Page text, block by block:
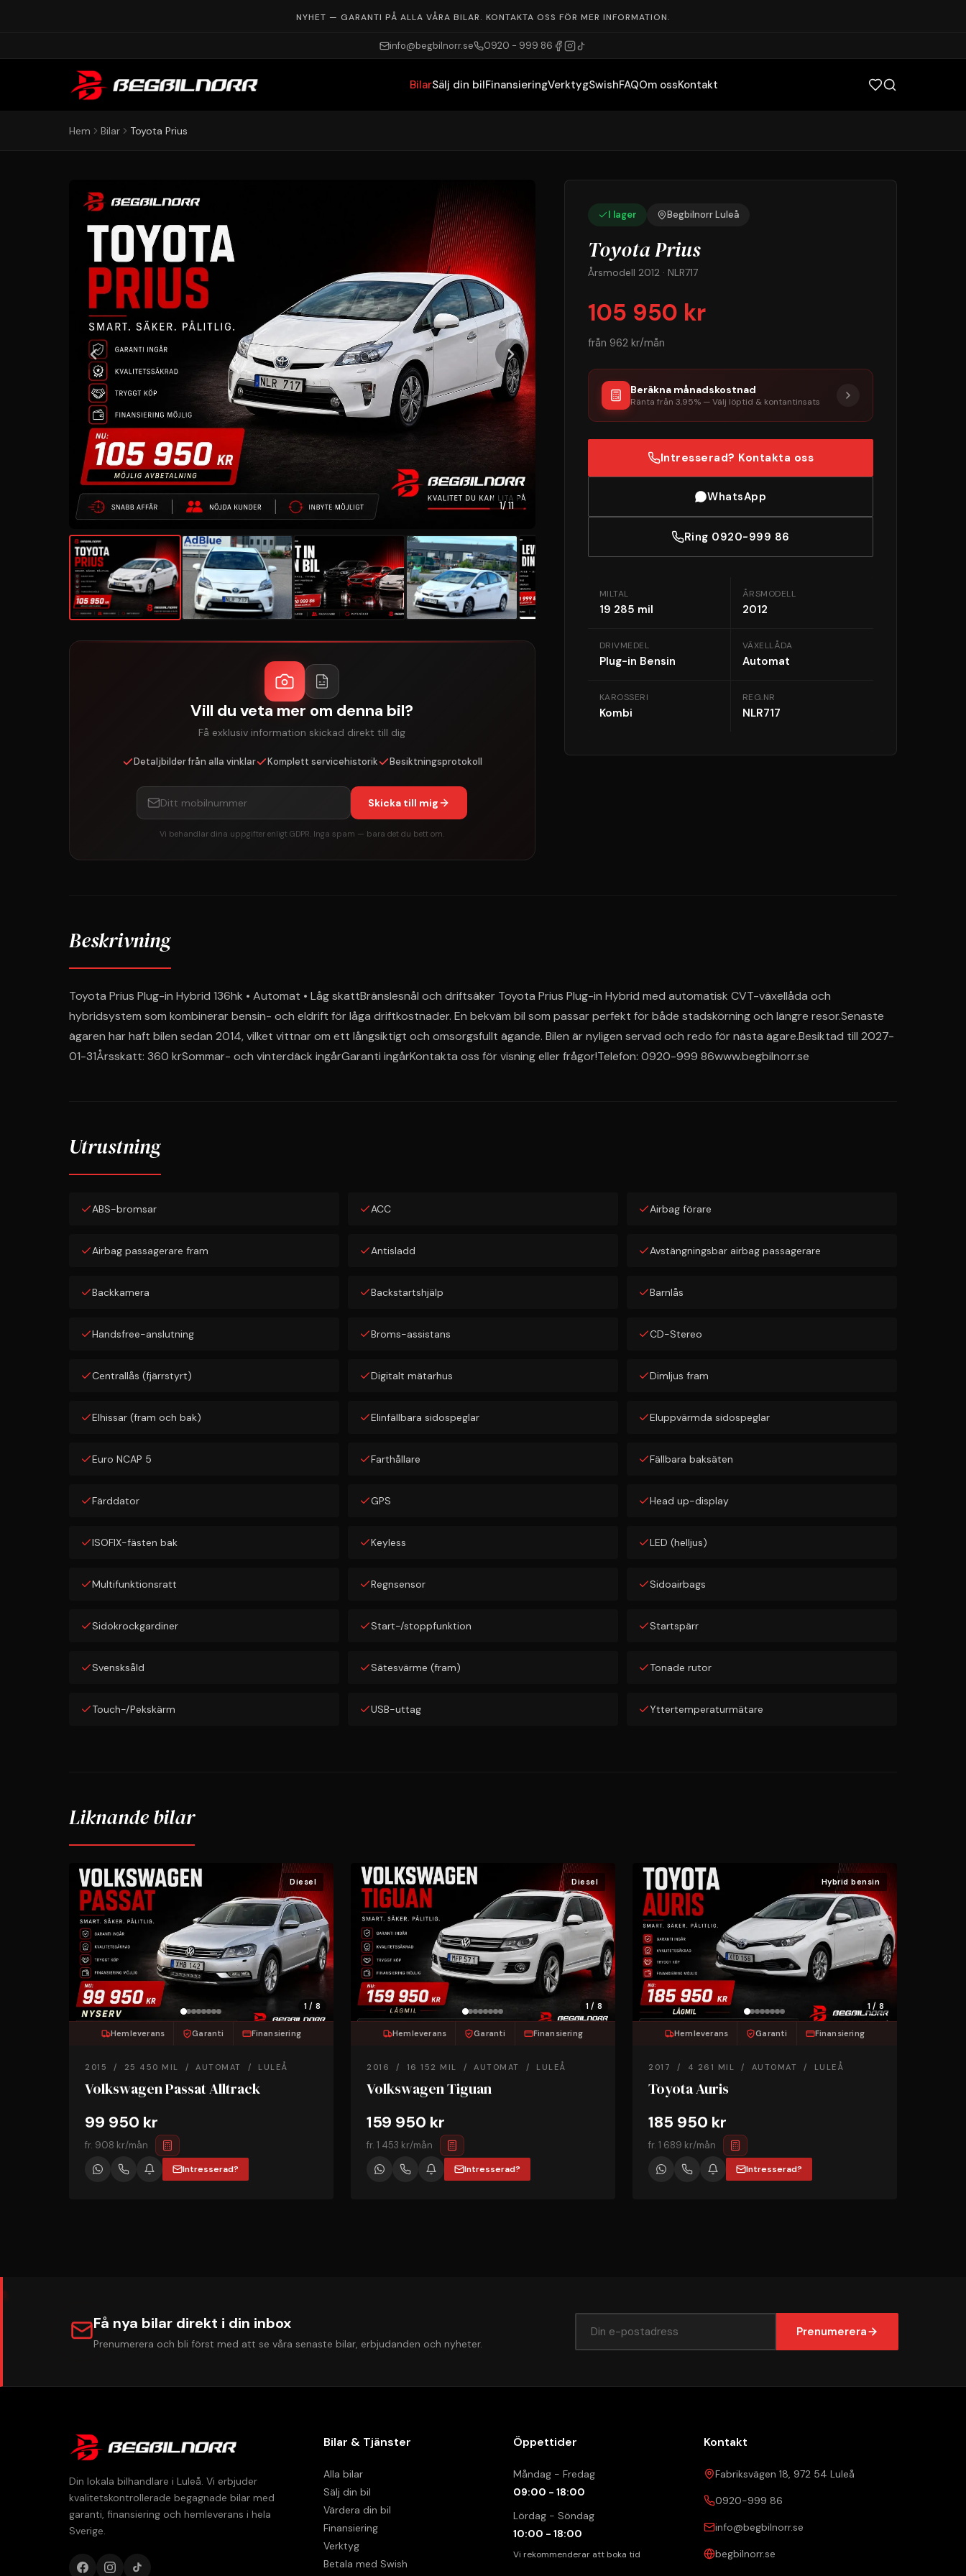
NYHET — GARANTI PÅ ALLA VÅRA BILAR. KONTAKTA OSS FÖR MER INFORMATION.
info@begbilnorr.se 0920 - 999 86
BilarSälj din bilFinansieringVerktygSwishFAQOm ossKontakt
Ring oss: 0920-999 86
Hem Bilar Toyota Prius
1/ 11
Vill du veta mer om denna bil?
Få exklusiv information skickad direkt till dig
Detaljbilder från alla vinklar Komplett servicehistorik Besiktningsprotokoll
Skicka till mig
Vi behandlar dina uppgifter enligt GDPR. Inga spam — bara det du bett om.
I lager Begbilnorr Luleå
Toyota Prius
Årsmodell 2012 · NLR717
105 950 kr
från 962 kr/mån
Beräkna månadskostnad
Ränta från 3,95% — Välj löptid & kontantinsats
Intresserad? Kontakta oss
WhatsApp
Ring 0920-999 86
MILTAL
19 285 mil
ÅRSMODELL
2012
DRIVMEDEL
Plug-in Bensin
VÄXELLÅDA
Automat
KAROSSERI
Kombi
REG.NR
NLR717
Beskrivning
Toyota Prius Plug-in Hybrid 136hk • Automat • Låg skattBränslesnål och driftsäker Toyota Prius Plug-in Hybrid med automatisk CVT-växellåda och
hybridsystem som kombinerar bensin- och eldrift för låga driftkostnader. En bekväm bil som passar perfekt för både stadskörning och längre resor.Senaste
ägaren har haft bilen sedan 2014, vilket vittnar om ett långsiktigt och omsorgsfullt ägande. Bilen är nyligen servad och redo för nästa ägare.Besiktad till 2027-
01-31Årsskatt: 360 krSommar- och vinterdäck ingårGaranti ingårKontakta oss för visning eller frågor!Telefon: 0920-999 86www.begbilnorr.se
Utrustning
ABS-bromsar ACC Airbag förare
Airbag passagerare fram Antisladd Avstängningsbar airbag passagerare
Backkamera Backstartshjälp Barnlås
Handsfree-anslutning Broms-assistans CD-Stereo
Centrallås (fjärrstyrt) Digitalt mätarhus Dimljus fram
Elhissar (fram och bak) Elinfällbara sidospeglar Eluppvärmda sidospeglar
Euro NCAP 5 Farthållare Fällbara baksäten
Färddator GPS Head up-display
ISOFIX-fästen bak Keyless LED (helljus)
Multifunktionsratt Regnsensor Sidoairbags
Sidokrockgardiner Start-/stoppfunktion Startspärr
Svensksåld Sätesvärme (fram) Tonade rutor
Touch-/Pekskärm USB-uttag Yttertemperaturmätare
Liknande bilar
Diesel
1 / 8
Hemleverans Garanti Finansiering
2015 / 25 450 MIL / AUTOMAT / LULEÅ
Volkswagen Passat Alltrack
99 950 kr
fr. 908 kr/mån
Intresserad?
Diesel
1 / 8
Hemleverans Garanti Finansiering
2016 / 16 152 MIL / AUTOMAT / LULEÅ
Volkswagen Tiguan
159 950 kr
fr. 1 453 kr/mån
Intresserad?
Hybrid bensin
1 / 8
Hemleverans Garanti Finansiering
2017 / 4 261 MIL / AUTOMAT / LULEÅ
Toyota Auris
185 950 kr
fr. 1 689 kr/mån
Intresserad?
Få nya bilar direkt i din inbox
Prenumerera och bli först med att se våra senaste bilar, erbjudanden och nyheter.
Prenumerera
Din lokala bilhandlare i Luleå. Vi erbjuder
kvalitetskontrollerade begagnade bilar med
garanti, finansiering och hemleverans i hela
Sverige.
Bilar & Tjänster
Alla bilar
Sälj din bil
Värdera din bil
Finansiering
Verktyg
Betala med Swish
Öppettider
Måndag - Fredag
09:00 - 18:00
Lördag - Söndag
10:00 - 18:00
Vi rekommenderar att boka tid
Kontakt
Fabriksvägen 18, 972 54 Luleå
0920-999 86
info@begbilnorr.se
begbilnorr.se